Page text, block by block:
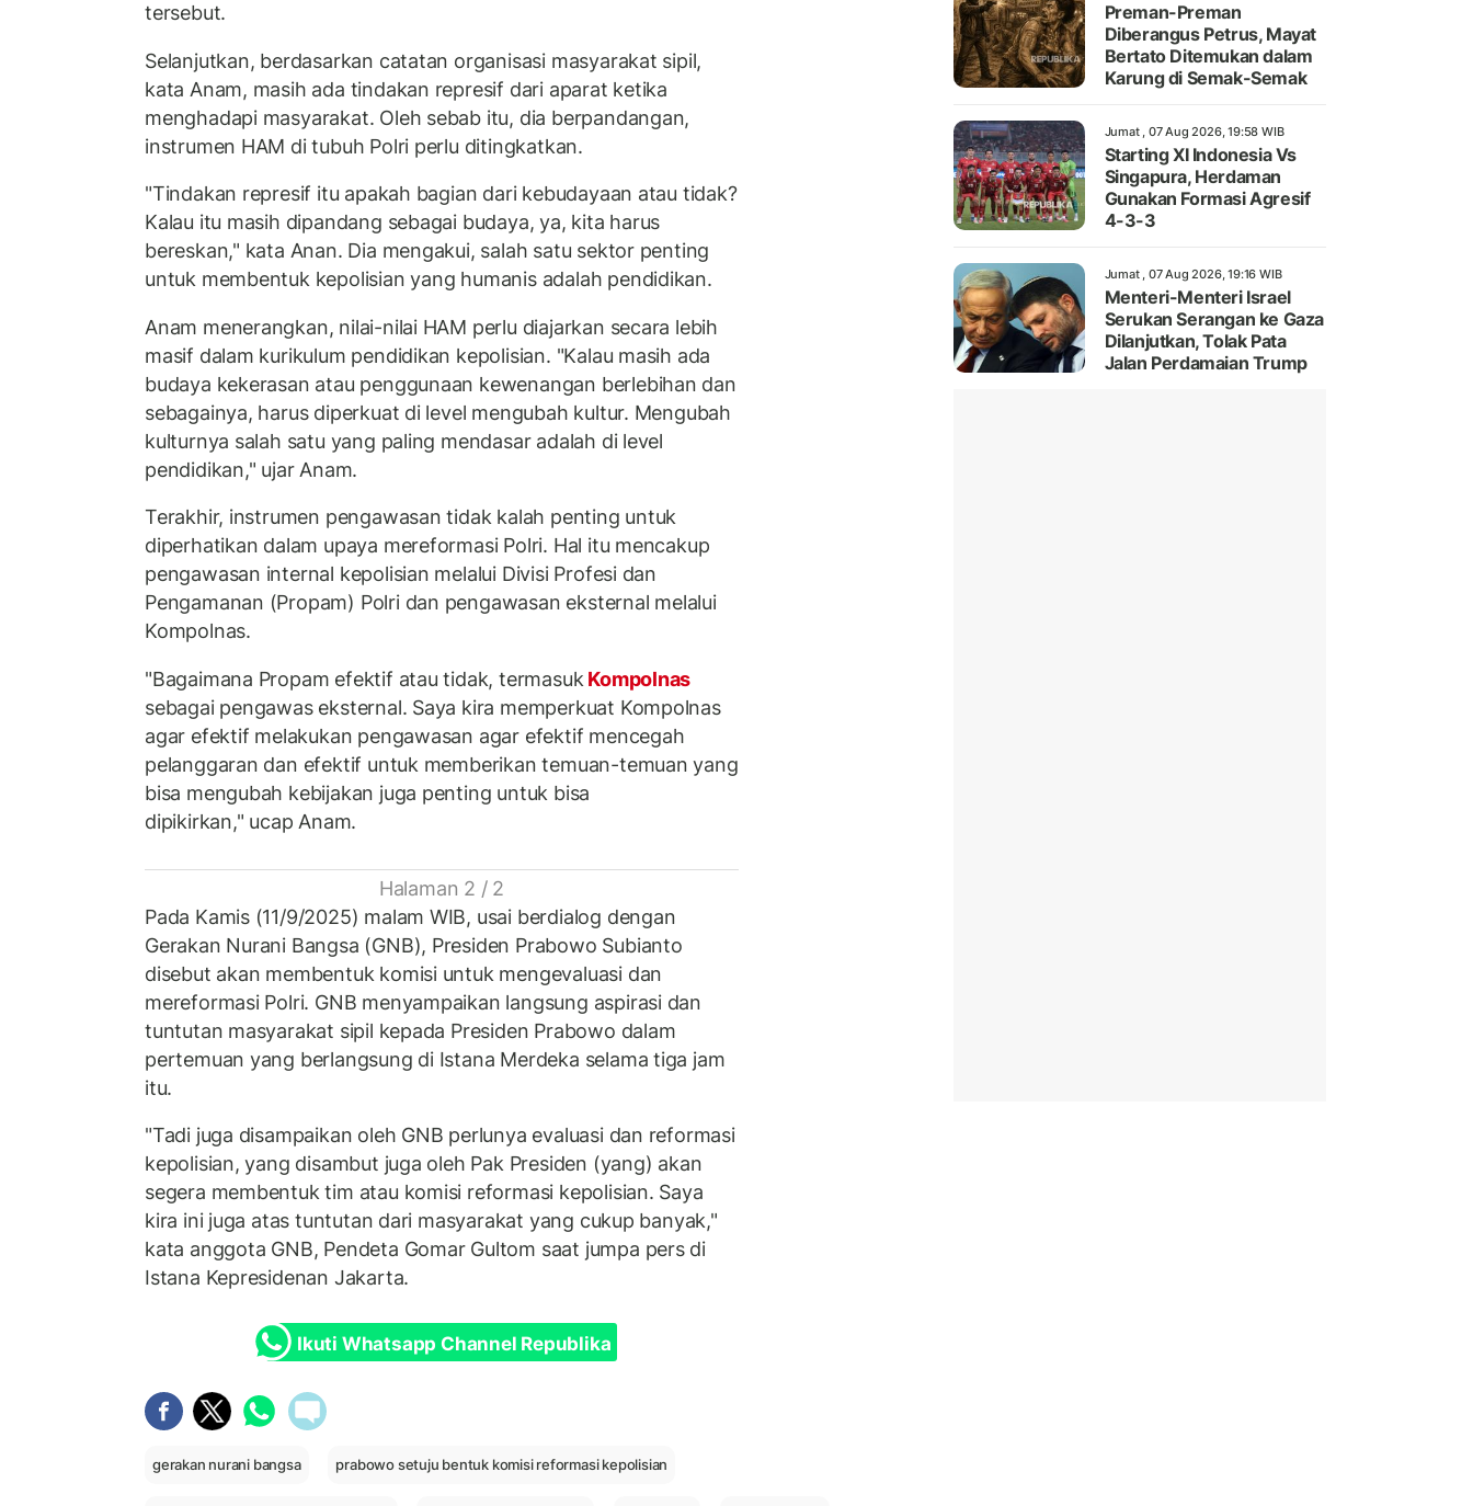
tersebut.
Selanjutkan, berdasarkan catatan organisasi masyarakat sipil,
kata Anam, masih ada tindakan represif dari aparat ketika
menghadapi masyarakat. Oleh sebab itu, dia berpandangan,
instrumen HAM di tubuh Polri perlu ditingkatkan.
"Tindakan represif itu apakah bagian dari kebudayaan atau tidak?
Kalau itu masih dipandang sebagai budaya, ya, kita harus
bereskan," kata Anan. Dia mengakui, salah satu sektor penting
untuk membentuk kepolisian yang humanis adalah pendidikan.
Anam menerangkan, nilai-nilai HAM perlu diajarkan secara lebih
masif dalam kurikulum pendidikan kepolisian. "Kalau masih ada
budaya kekerasan atau penggunaan kewenangan berlebihan dan
sebagainya, harus diperkuat di level mengubah kultur. Mengubah
kulturnya salah satu yang paling mendasar adalah di level
pendidikan," ujar Anam.
Terakhir, instrumen pengawasan tidak kalah penting untuk
diperhatikan dalam upaya mereformasi Polri. Hal itu mencakup
pengawasan internal kepolisian melalui Divisi Profesi dan
Pengamanan (Propam) Polri dan pengawasan eksternal melalui
Kompolnas.
"Bagaimana Propam efektif atau tidak, termasuk Kompolnas
sebagai pengawas eksternal. Saya kira memperkuat Kompolnas
agar efektif melakukan pengawasan agar efektif mencegah
pelanggaran dan efektif untuk memberikan temuan-temuan yang
bisa mengubah kebijakan juga penting untuk bisa
dipikirkan," ucap Anam.
Halaman 2 / 2
Pada Kamis (11/9/2025) malam WIB, usai berdialog dengan
Gerakan Nurani Bangsa (GNB), Presiden Prabowo Subianto
disebut akan membentuk komisi untuk mengevaluasi dan
mereformasi Polri. GNB menyampaikan langsung aspirasi dan
tuntutan masyarakat sipil kepada Presiden Prabowo dalam
pertemuan yang berlangsung di Istana Merdeka selama tiga jam
itu.
"Tadi juga disampaikan oleh GNB perlunya evaluasi dan reformasi
kepolisian, yang disambut juga oleh Pak Presiden (yang) akan
segera membentuk tim atau komisi reformasi kepolisian. Saya
kira ini juga atas tuntutan dari masyarakat yang cukup banyak,"
kata anggota GNB, Pendeta Gomar Gultom saat jumpa pers di
Istana Kepresidenan Jakarta.
Ikuti Whatsapp Channel Republika
gerakan nurani bangsa prabowo setuju bentuk komisi reformasi kepolisian
Preman-Preman
Diberangus Petrus, Mayat
Bertato Ditemukan dalam
Karung di Semak-Semak
Jumat , 07 Aug 2026, 19:58 WIB
Starting XI Indonesia Vs
Singapura, Herdaman
Gunakan Formasi Agresif
4-3-3
Jumat , 07 Aug 2026, 19:16 WIB
Menteri-Menteri Israel
Serukan Serangan ke Gaza
Dilanjutkan, Tolak Pata
Jalan Perdamaian Trump